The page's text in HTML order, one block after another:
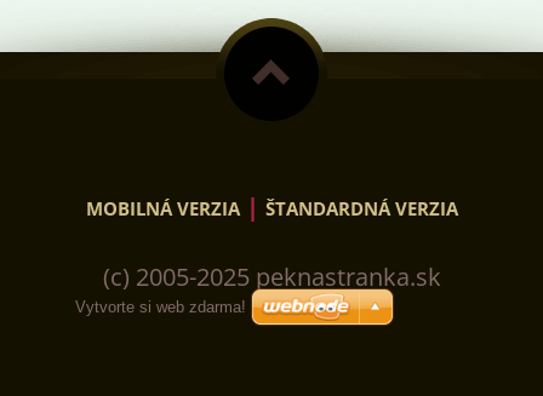
MOBILNÁ VERZIA | ŠTANDARDNÁ VERZIA
(c) 2005-2025 peknastranka.sk
Vytvorte si web zdarma!